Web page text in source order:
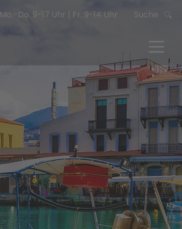
Mo.-Do. 9-17 Uhr | Fr. 9-14 Uhr Suche